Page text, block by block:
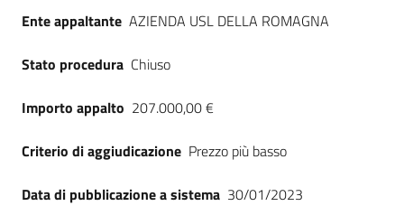
Ente appaltante AZIENDA USL DELLA ROMAGNA
Stato procedura Chiuso
Importo appalto 207.000,00 €
Criterio di aggiudicazione Prezzo più basso
Data di pubblicazione a sistema 30/01/2023